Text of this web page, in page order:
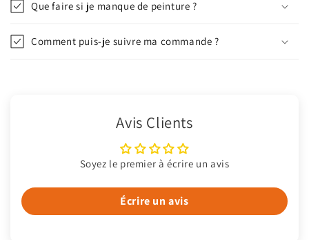
Que faire si je manque de peinture ?
Comment puis-je suivre ma commande ?
Avis Clients
Soyez le premier à écrire un avis
Écrire un avis